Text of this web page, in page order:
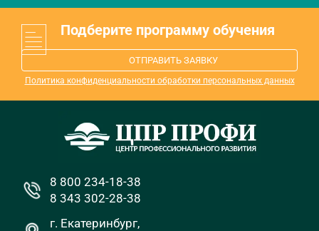
Подберите программу обучения
ОТПРАВИТЬ ЗАЯВКУ
Политика конфиденциальности обработки персональных данных
8 800 234-18-38
8 343 302-28-38
г. Екатеринбург,